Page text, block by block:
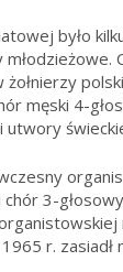
było
męski 4-
utwory
chór 3-
r.